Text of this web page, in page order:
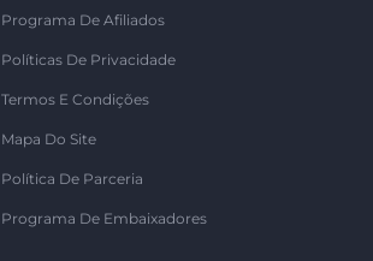
Programa De Afiliados
Políticas De Privacidade
Termos E Condições
Mapa Do Site
Política De Parceria
Programa De Embaixadores